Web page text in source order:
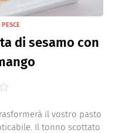
di sesamo con
il vostro pasto
Il tonno scottato